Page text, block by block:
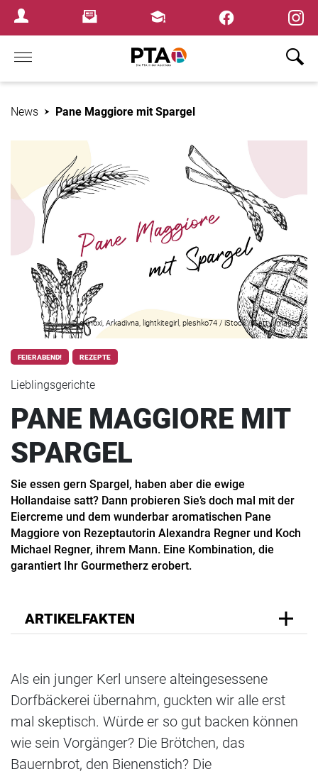
Login MenuNewsletterFortbildungen
Home
News Pane Maggiore mit Spargel
© oxinoxi, Arkadivna, lightkitegirl, pleshko74 / iStock / Getty Images
FEIERABEND! REZEPTE
Lieblingsgerichte
PANE MAGGIORE MIT
SPARGEL
Sie essen gern Spargel, haben aber die ewige
Hollandaise satt? Dann probieren Sie’s doch mal mit der
Eiercreme und dem wunderbar aromatischen Pane
Maggiore von Rezeptautorin Alexandra Regner und Koch
Michael Regner, ihrem Mann. Eine Kombination, die
garantiert Ihr Gourmetherz erobert.
ARTIKELFAKTEN
Als ein junger Kerl unsere alteingesessene
Dorfbäckerei übernahm, guckten wir alle erst
mal skeptisch. Würde er so gut backen können
wie sein Vorgänger? Die Brötchen, das
Bauernbrot, den Bienenstich? Die
×